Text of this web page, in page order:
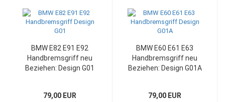
BMW E82 E91 E92
Handbremsgriff neu
Beziehen: Design G01
79,00 EUR
BMW E60 E61 E63
Handbremsgriff neu
Beziehen: Design G01A
79,00 EUR